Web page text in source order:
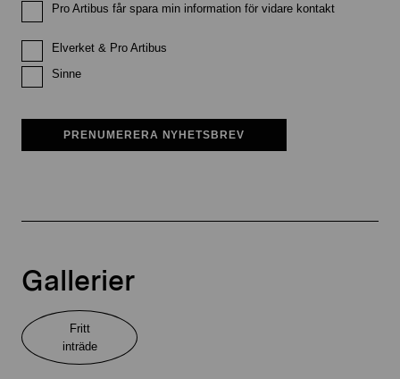
Pro Artibus får spara min information för vidare kontakt
Elverket & Pro Artibus
Sinne
PRENUMERERA NYHETSBREV
Gallerier
Fritt
inträde